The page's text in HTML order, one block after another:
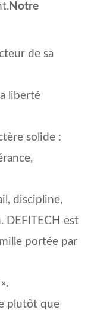
Notre
de sa
liberté
solide :
discipline,
DEFITECH est
portée par
plutôt que